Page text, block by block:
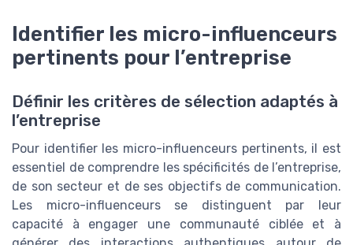
Identifier les micro-influenceurs
pertinents pour l’entreprise
Définir les critères de sélection adaptés à
l’entreprise
Pour identifier les micro-influenceurs pertinents, il est
essentiel de comprendre les spécificités de l’entreprise,
de son secteur et de ses objectifs de communication.
Les micro-influenceurs se distinguent par leur
capacité à engager une communauté ciblée et à